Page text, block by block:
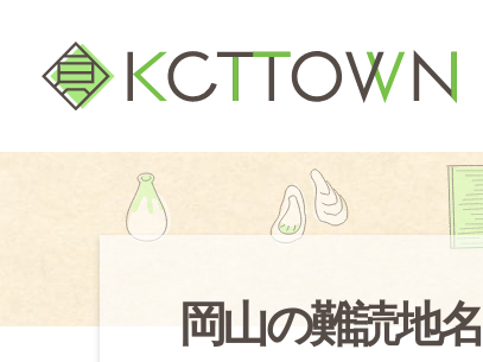
岡山の難読地